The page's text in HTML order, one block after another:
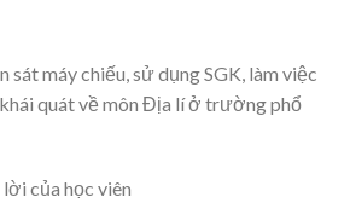
sát máy chiếu, sử dụng SGK, làm việc
quát về môn Địa lí ở trường phổ
lời của học viên